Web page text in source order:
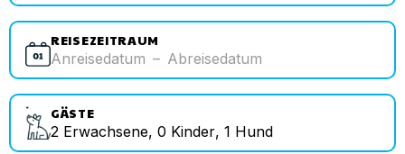
REISEZEITRAUM
Anreisedatum – Abreisedatum
GÄSTE
2 Erwachsene, 0 Kinder, 1 Hund